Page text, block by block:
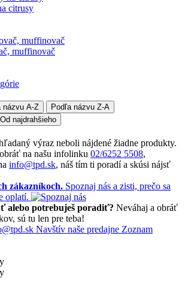
citrusy
muffinovač
názvu A-Z
Podľa názvu Z-A
Od najdrahšieho
výraz neboli nájdené žiadne produkty.
na našu infolinku 02/6252 5508,
info@tpd.sk, náš tím ti poradí a skúsi nájsť
zákazníkoch. Spoznaj nás a zisti, prečo sa
oplatí.
alebo potrebuješ poradiť? Neváhaj a obráť
sú tu len pre teba!
Navštív naše predajne Zoznam